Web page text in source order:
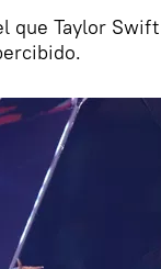
que Taylor